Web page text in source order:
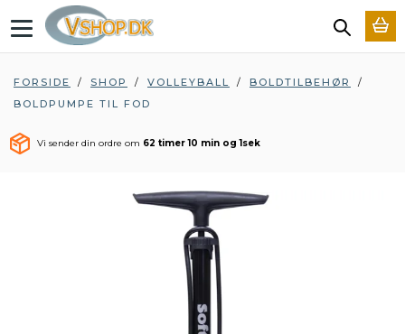
T
g
l
e
a
v
FORSIDE / SHOP / VOLLEYBALL / BOLDTILBEHØR
/
BOLDPUMPE TIL FOD
Vi sender din ordre om 62 timer 10 min og 0 sek